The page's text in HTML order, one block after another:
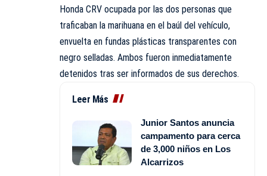
Honda CRV ocupada por las dos personas que
traficaban la marihuana en el baúl del vehículo,
envuelta en fundas plásticas transparentes con
negro selladas. Ambos fueron inmediatamente
detenidos tras ser informados de sus derechos.
Leer Más
Junior Santos anuncia
campamento para cerca
de 3,000 niños en Los
Alcarrizos